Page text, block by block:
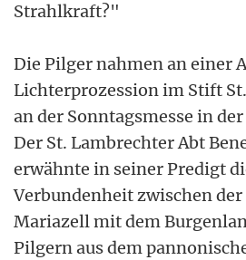
Strahlkraft?"
Die Pilger nahmen an einer
Lichterprozession im Stift
an der Sonntagsmesse in
Der St. Lambrechter Abt
erwähnte in seiner Predigt
Verbundenheit zwischen
Mariazell mit dem
Pilgern aus dem